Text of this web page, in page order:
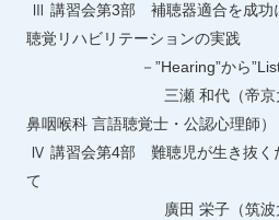
Ⅲ 講習会第3部 補聴器適合を成功
聴覚リハビリテーションの実践
－”Hearing”から
三瀬 和代（帝京大学医
鼻咽喉科 言語聴覚士・公認心理師）
Ⅳ 講習会第4部 難聴児が生き抜く
て
廣田 栄子（筑波大学